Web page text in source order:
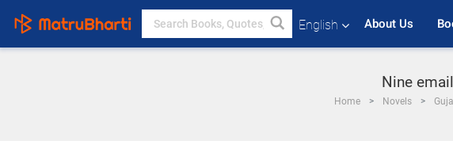
English About Us
Nine
Home Novels